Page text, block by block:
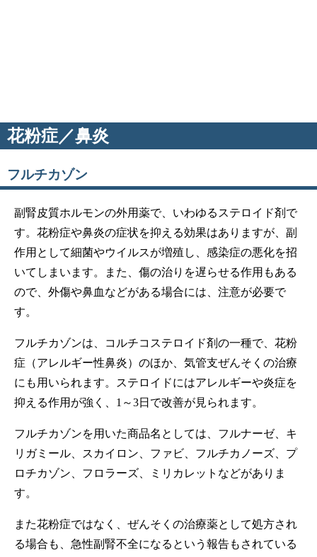
花粉症／鼻炎
フルチカゾン
副腎皮質ホルモンの外用薬で、いわゆるステロイド剤で
す。花粉症や鼻炎の症状を抑える効果はありますが、副
作用として細菌やウイルスが増殖し、感染症の悪化を招
いてしまいます。また、傷の治りを遅らせる作用もある
ので、外傷や鼻血などがある場合には、注意が必要で
す。
フルチカゾンは、コルチコステロイド剤の一種で、花粉
症（アレルギー性鼻炎）のほか、気管支ぜんそくの治療
にも用いられます。ステロイドにはアレルギーや炎症を
抑える作用が強く、1～3日で改善が見られます。
フルチカゾンを用いた商品名としては、フルナーゼ、キ
リガミール、スカイロン、ファビ、フルチカノーズ、プ
ロチカゾン、フロラーズ、ミリカレットなどがありま
す。
また花粉症ではなく、ぜんそくの治療薬として処方され
る場合も、急性副腎不全になるという報告もされている